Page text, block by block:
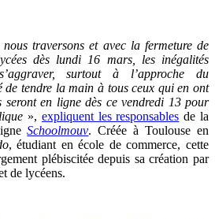
traversons et avec la fermeture de
dès lundi 16 mars, les inégalités
surtout à l’approche du
tendre la main à tous ceux qui en ont
seront en ligne dès ce vendredi 13 pour
», expliquent les responsables de la
Schoolmouv. Créée à Toulouse en
, étudiant en école de commerce, cette
plébiscitée depuis sa création par
de lycéens.